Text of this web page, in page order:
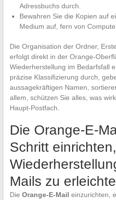
Adressbuchs durch.
Bewahren Sie die Kopien auf
Medium auf, fern von
Die Organisation der Ordner,
erfolgt direkt in der Orange-
Wiederherstellung im Bedarfsfall
präzise Klassifizierung durch,
aussagekräftigen Namen,
allem, schützen Sie alles, was
Haupt-Postfach.
Die Orange-E-
Schritt
Mails zu
Die Orange-E-Mail einzurichten,